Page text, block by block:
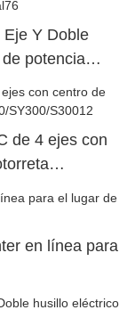
Eje Y Doble
potencia
de 4 ejes con
en línea para